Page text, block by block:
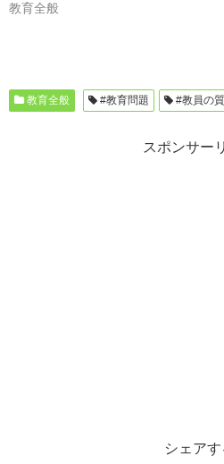
教育全般
教育全般 #教育問題 #教員の
スポンサー
シェアす